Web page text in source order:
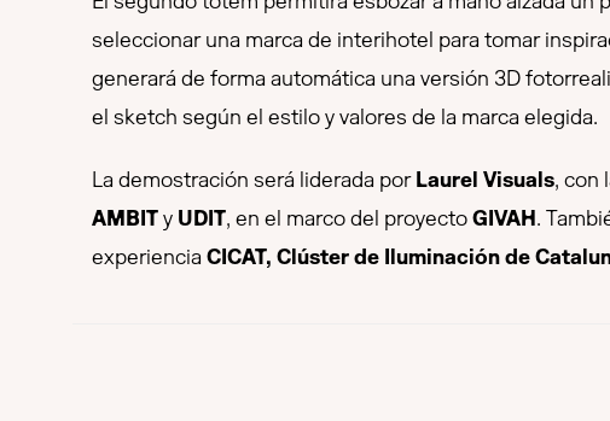
seleccionar una marca de interihotel para tomar
generará de forma automática una versión 3D
el sketch según el estilo y valores de la marca elegida.
La demostración será liderada por Laurel Visuals, con
AMBIT y UDIT, en el marco del proyecto GIVAH .
experiencia CICAT, Clúster de Iluminación de